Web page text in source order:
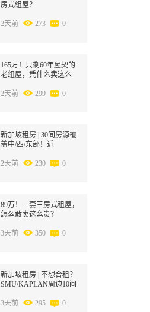
房式组屋？
2天前 273 0
165万！只剩60年屋契的
老组屋，凭什么卖这么
2天前
299 0
新加坡租房 | 30间房源覆
盖中/西/东部！近
入住！
2天前 230 0
89万！一套三房式租屋，
怎么敢卖这么贵？
3天前 350 0
新加坡租房 | 不想合租？
SMU/KAPLAN周边10间
丰俭由人！
3天前 295 0